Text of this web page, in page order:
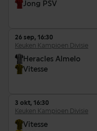
Jong PSV
26 sep, 16:30
Keuken Kampioen Divisie
Heracles Almelo
Vitesse
3 okt, 16:30
Keuken Kampioen Divisie
Vitesse